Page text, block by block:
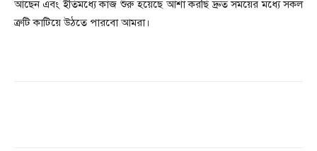
আছেন এবং ইতিমধ্যে কাজ শুরু হয়েছে আশা করছি দ্রুত সময়ের মধ্যে সকল
ত্রুটি কাটিয়ে উঠতে পারবো আমরা।